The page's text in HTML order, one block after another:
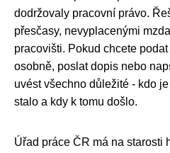
dodržovaly pracovní právo.
přesčasy, nevyplacenými
pracovišti. Pokud chcete
osobně, poslat dopis nebo
uvést všechno důležité - kdo
stalo a kdy k tomu došlo.
Úřad práce ČR má na starosti